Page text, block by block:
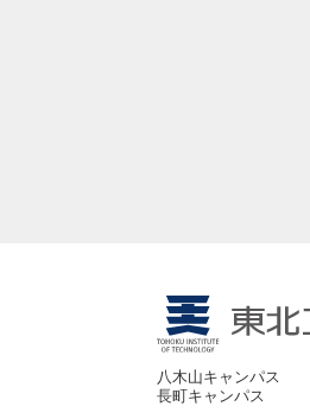
八木山キャンパス
長町キャンパス